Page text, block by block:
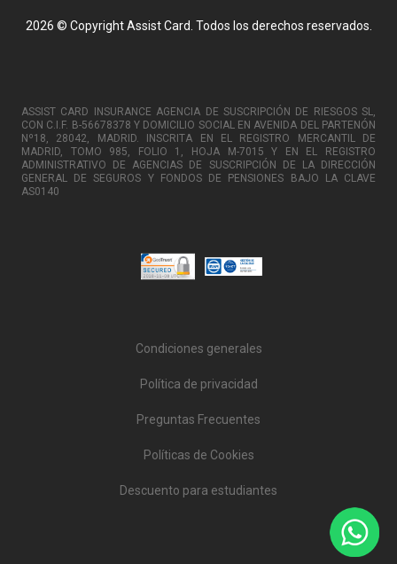
2026 © Copyright Assist Card. Todos los derechos reservados.
ASSIST CARD INSURANCE AGENCIA DE SUSCRIPCIÓN DE RIESGOS SL,
CON C.I.F. B-56678378 Y DOMICILIO SOCIAL EN AVENIDA DEL PARTENÓN
Nº18, 28042, MADRID. INSCRITA EN EL REGISTRO MERCANTIL DE
MADRID, TOMO 985, FOLIO 1, HOJA M-7015 Y EN EL REGISTRO
ADMINISTRATIVO DE AGENCIAS DE SUSCRIPCIÓN DE LA DIRECCIÓN
GENERAL DE SEGUROS Y FONDOS DE PENSIONES BAJO LA CLAVE
AS0140
Condiciones generales
Política de privacidad
Preguntas Frecuentes
Políticas de Cookies
Descuento para estudiantes